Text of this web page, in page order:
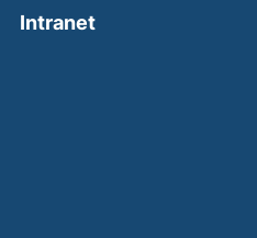
Intranet(external link,